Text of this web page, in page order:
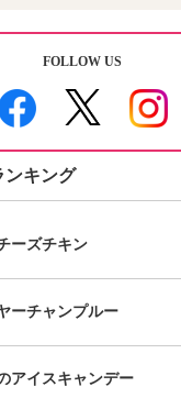
FOLLOW US
ンキング
ーズチキン
ーチャンプルー
アイスキャンデー